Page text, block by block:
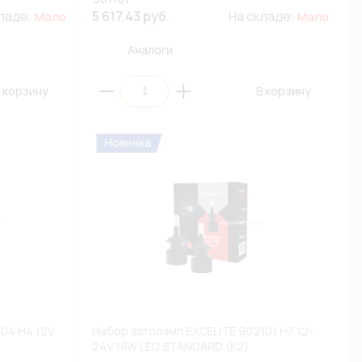
Мало
корзину
5 617.43 руб.
На складе: Мало
Аналоги
В корзину